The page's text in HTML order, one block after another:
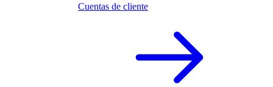
Cuentas de cliente